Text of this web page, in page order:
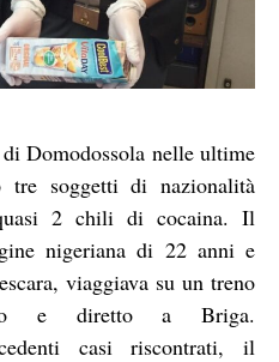
Domodossola nelle ultime
tre soggetti di nazionalità
2 chili di cocaina. Il
nigeriana di 22 anni e
viaggiava su un treno
e diretto a Briga.
casi riscontrati, il